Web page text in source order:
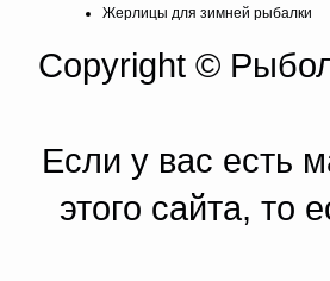
Жерлицы для зимней рыбалки
Copyright ©
Если у вас есть
этого сайта, то